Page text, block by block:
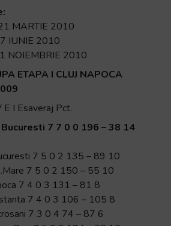
MARTIE 2010
IUNIE 2010
NOIEMBRIE 2010
ETAPA I CLUJ NAPOCA
E I Esaveraj Pct.
7 7 0 0 196 – 38 14
7 5 0 2 135 – 89 10
7 5 0 2 150 – 55 10
7 4 0 3 131 – 81 8
7 4 0 3 106 – 105 8
7 3 0 4 74 – 87 6